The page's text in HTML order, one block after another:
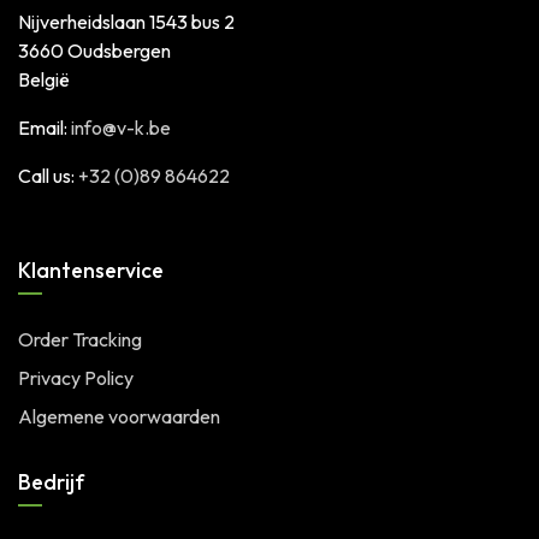
Nijverheidslaan 1543 bus 2
3660 Oudsbergen
België
Email: info@v-k.be
Call us: +32 (0)89 864622
Klantenservice
Order Tracking
Privacy Policy
Algemene voorwaarden
Bedrijf